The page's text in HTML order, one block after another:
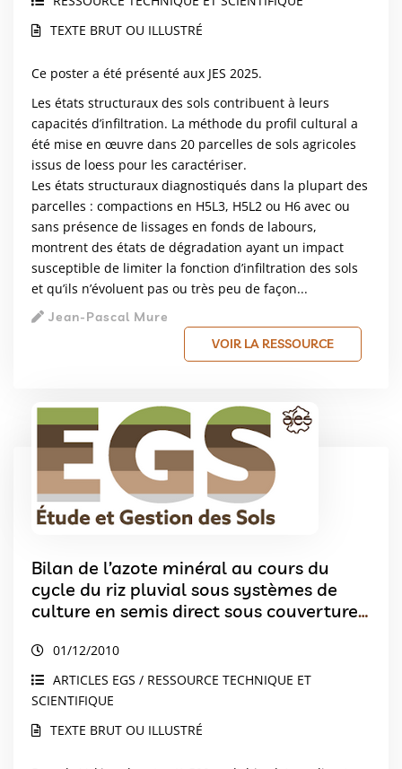
TEXTE BRUT OU ILLUSTRÉ
Ce poster a été présenté aux JES 2025.
Les états structuraux des sols contribuent à leurs
capacités d’infiltration. La méthode du profil cultural a
été mise en œuvre dans 20 parcelles de sols agricoles
issus de loess pour les caractériser.
Les états structuraux diagnostiqués dans la plupart des
parcelles : compactions en H5L3, H5L2 ou H6 avec ou
sans présence de lissages en fonds de labours,
montrent des états de dégradation ayant un impact
susceptible de limiter la fonction d’infiltration des sols
et qu’ils n’évoluent pas ou très peu de façon...
Jean-Pascal Mure
VOIR LA RESSOURCE
Bilan de l’azote minéral au cours du
cycle du riz pluvial sous systèmes de
culture en semis direct sous couverture
Madagascar
01/12/2010
ARTICLES EGS / RESSOURCE TECHNIQUE ET
SCIENTIFIQUE
TEXTE BRUT OU ILLUSTRÉ